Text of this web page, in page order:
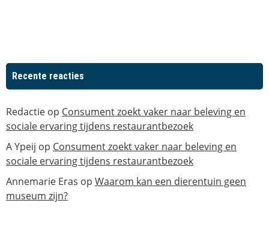
Recente reacties
Redactie op Consument zoekt vaker naar beleving en
sociale ervaring tijdens restaurantbezoek
A Ypeij op Consument zoekt vaker naar beleving en
sociale ervaring tijdens restaurantbezoek
Annemarie Eras op Waarom kan een dierentuin geen
museum zijn?